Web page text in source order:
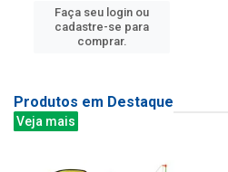
Faça seu login ou
cadastre-se para
comprar.
Produtos em Destaque
Veja mais